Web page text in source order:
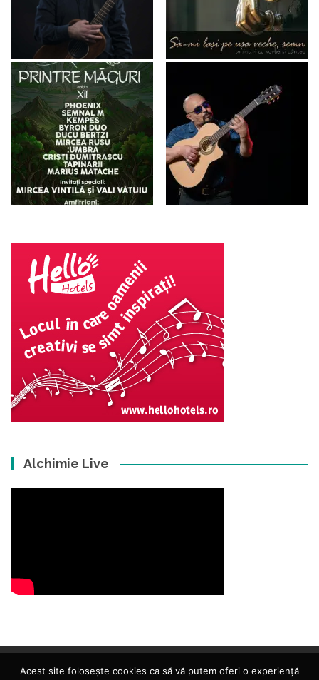
Alchimie Live
Acest site folosește cookies ca să vă putem oferi o experiență